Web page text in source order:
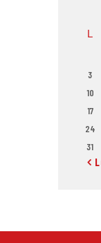
L
3
10
17
24
31
«